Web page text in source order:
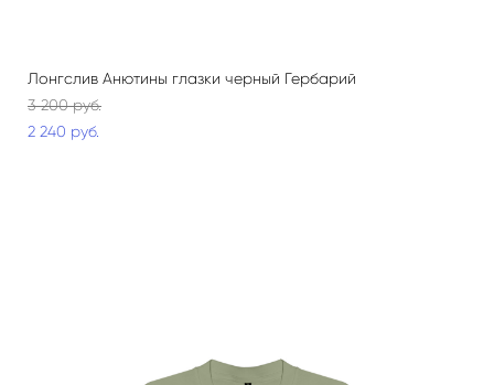
Лонгслив Анютины глазки черный Гербарий
3 200 pуб.
2 240 pуб.